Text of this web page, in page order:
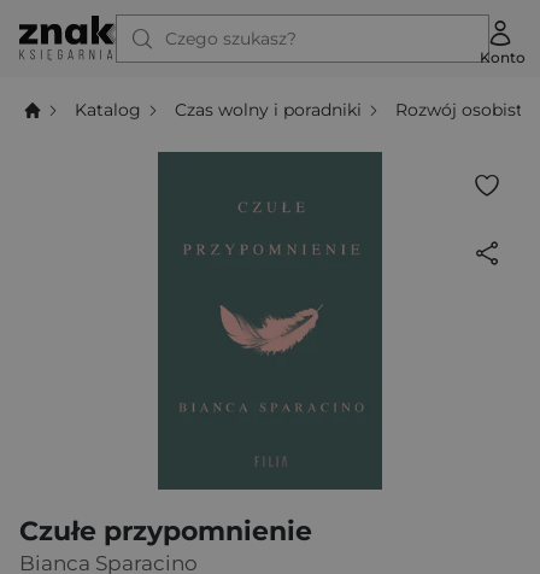
Czego szukasz?
Konto
Katalog Czas wolny i poradniki Rozwój osobisty
Czułe przypomnienie
Bianca Sparacino